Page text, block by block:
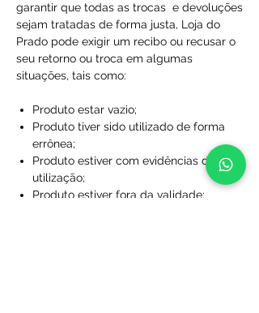
garantir que todas as trocas e devoluções
sejam tratadas de forma justa, Loja do
Prado pode exigir um recibo ou recusar o
seu retorno ou troca em algumas
situações, tais como:
Produto estar vazio;
Produto tiver sido utilizado de forma
errônea;
Produto estiver com evidências de
utilização;
Produto estiver fora da validade;